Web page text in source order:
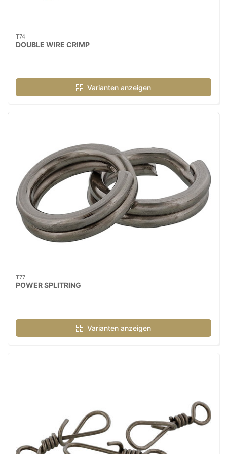
T74
DOUBLE WIRE CRIMP
Varianten anzeigen
T77
POWER SPLITRING
Varianten anzeigen